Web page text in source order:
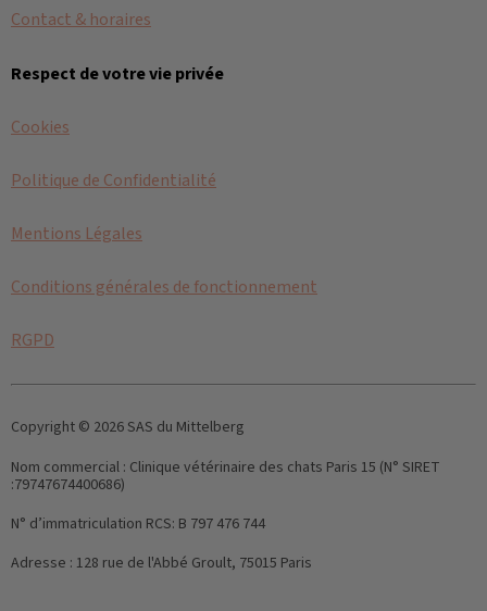
Contact & horaires
Respect de votre vie privée
Cookies
Politique de Confidentialité
Mentions Légales
Conditions générales de fonctionnement
RGPD
Copyright © 2026 SAS du Mittelberg
Nom commercial : Clinique vétérinaire des chats Paris 15 (N° SIRET
:79747674400686)
N° d’immatriculation RCS: B 797 476 744
Adresse : 128 rue de l'Abbé Groult, 75015 Paris